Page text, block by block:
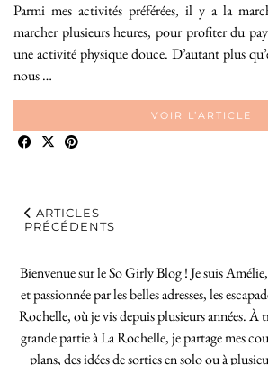
Parmi mes activités préférées, il y a la
marcher plusieurs heures, pour profiter du
une activité physique douce. D’autant plus
nous …
VOIR L’ARTICLE
ARTICLES
PRÉCÉDENTS
Bienvenue sur le So Girly Blog ! Je suis
et passionnée par les belles adresses, les
Rochelle, où je vis depuis plusieurs années. À
grande partie à La Rochelle, je partage mes
plans, des idées de sorties en solo ou à